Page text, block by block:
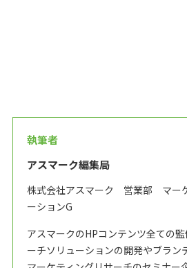
執筆者
アスマーク編集局
株式会社アスマーク 営業部 マー
ーションG
アスマークのHPコンテンツ全ての
ーチソリューションの開発やブラン